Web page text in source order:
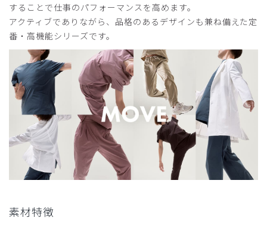
ご購入者様
購入確認済み
年齢:30代 181-185cm 体重:66-70kg
また買いたいです！
クルーネックのスクラブを購入しました。
今ではVネックのものしかなく、外に出るにもユニフォーム
感があり、いちいち着替えていましたが、こちらはティーシ
ャツ感覚で着れてしかもストレッチも効いているので着心地
が良く、このまま外に出るのも嫌じゃないです。
私は、タイトめに着たいのでＭサイズにしました。
商品：A69メンズ:クルーネックスクラブトップス・
役に立った
することで仕事のパフォーマンスを高めます。
アクティブでありながら、品格のあるデザインも兼ね備えた定
番・高機能シリーズです。
素材特徴